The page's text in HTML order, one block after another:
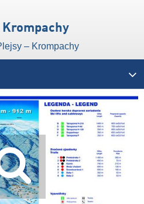
– Krompachy